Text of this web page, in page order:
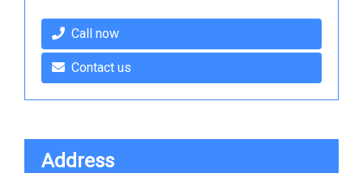
Call now
Contact us
Address